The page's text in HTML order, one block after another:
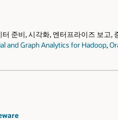
준비, 시각화, 엔터프라이즈 보고
and Graph Analytics for Hadoop,